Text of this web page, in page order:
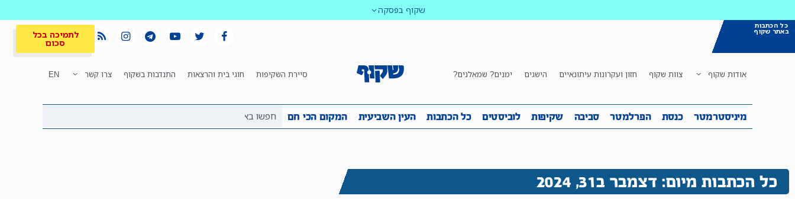
שקוף בפסקה
כל הכתבות
באתר שקוף לתמיכה בכל
סכום
אודות שקוף צוות שקוף חזון ועקרונות עיתונאיים הישגים ימנים? שמאלנים? סיירת השקיפות חוגי בית והרצאות התנדבות בשקוף צרו קשר EN
מיניסטרמטר כנסת הפרלמטר סביבה שקיפות לוביסטים כל הכתבות העין השביעית המקום הכי חם
מיניסטרמטר כנסת הפרלמטר סביבה שקיפות לוביסטים כל הכתבות העין השביעית המקום הכי חם לתמיכה בכל
כל הכתבות מיום: דצמבר ב31, 2024